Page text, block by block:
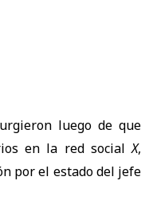
luego de que
en la red socialX,
por el estado del jefe